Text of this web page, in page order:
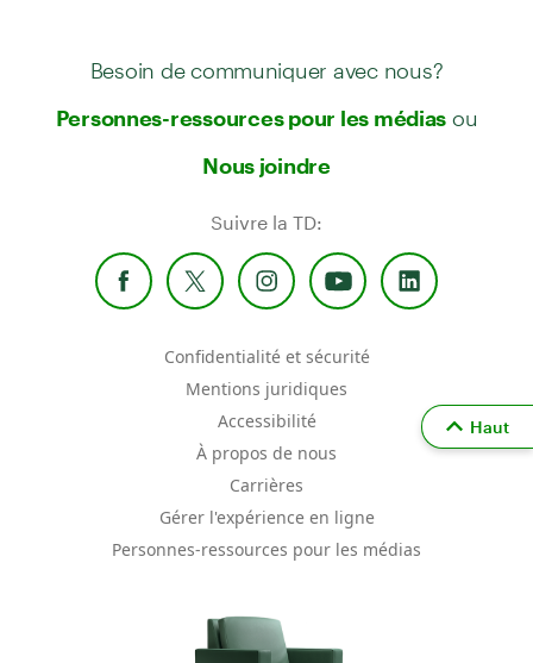
Besoin de communiquer avec nous?
Personnes-ressources pour les médias ou
Nous joindre
Suivre la TD:
Confidentialité et sécurité
Mentions juridiques
Accessibilité
À propos de nous
Carrières
Gérer l'expérience en ligne
Personnes-ressources pour les médias
Haut